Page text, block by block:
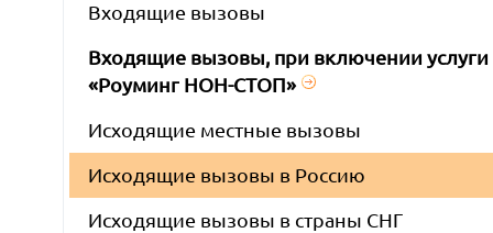
Входящие вызовы
Входящие вызовы, при включении услуги
«Роуминг НОН-СТОП»
Исходящие местные вызовы
Исходящие вызовы в Россию
Исходящие вызовы в страны СНГ